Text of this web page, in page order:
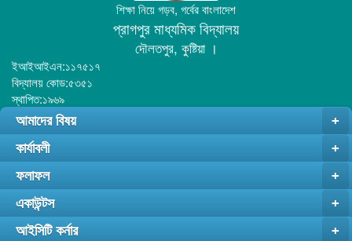
শিক্ষা নিয়ে গড়ব, গর্বের বাংলাদেশ
প্রাগপুর মাধ্যমিক বিদ্যালয়
দৌলতপুর, কুষ্টিয়া ।
ইআইআইএন:১১৭৫১৭
বিদ্যালয় কোড:৫৩৫১
স্থাপিত:১৯৬৯
+
আমাদের বিষয়
+
কার্যাবলী
+
ফলাফল
+
একাউন্টস
+
আইসিটি কর্নার